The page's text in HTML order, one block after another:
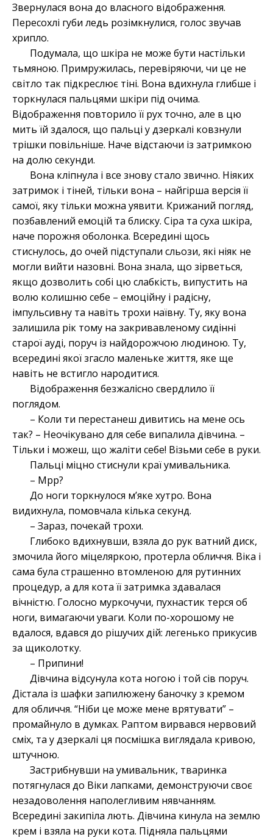
Звернулася вона до власного відображення.
Пересохлі губи ледь розімкнулися, голос звучав
хрипло.
Подумала, що шкіра не може бути настільки
тьмяною. Примружилась, перевіряючи, чи це не
світло так підкреслює тіні. Вона вдихнула глибше і
торкнулася пальцями шкіри під очима.
Відображення повторило її рух точно, але в цю
мить їй здалося, що пальці у дзеркалі ковзнули
трішки повільніше. Наче відстаючи із затримкою
на долю секунди.
Вона кліпнула і все знову стало звично. Ніяких
затримок і тіней, тільки вона – найгірша версія її
самої, яку тільки можна уявити. Крижаний погляд,
позбавлений емоцій та блиску. Сіра та суха шкіра,
наче порожня оболонка. Всередині щось
стиснулось, до очей підступали сльози, які ніяк не
могли вийти назовні. Вона знала, що зірветься,
якщо дозволить собі цю слабкість, випустить на
волю колишню себе – емоційну і радісну,
імпульсивну та навіть трохи наївну. Ту, яку вона
залишила рік тому на закривавленому сидінні
старої ауді, поруч із найдорожчою людиною. Ту,
всередині якої згасло маленьке життя, яке ще
навіть не встигло народитися.
Відображення безжалісно свердлило її
поглядом.
– Коли ти перестанеш дивитись на мене ось
так? – Неочікувано для себе випалила дівчина. –
Тільки і можеш, що жаліти себе! Візьми себе в руки.
Пальці міцно стиснули краї умивальника.
– Мрр?
До ноги торкнулося м’яке хутро. Вона
видихнула, помовчала кілька секунд.
– Зараз, почекай трохи.
Глибоко вдихнувши, взяла до рук ватний диск,
змочила його міцеляркою, протерла обличчя. Віка і
сама була страшенно втомленою для рутинних
процедур, а для кота її затримка здавалася
вічністю. Голосно муркочучи, пухнастик терся об
ноги, вимагаючи уваги. Коли по-хорошому не
вдалося, вдався до рішучих дій: легенько прикусив
за щиколотку.
– Припини!
Дівчина відсунула кота ногою і той сів поруч.
Дістала із шафки запилюжену баночку з кремом
для обличчя. “Ніби це може мене врятувати” –
промайнуло в думках. Раптом вирвався нервовий
сміх, та у дзеркалі ця посмішка виглядала кривою,
штучною.
Застрибнувши на умивальник, тваринка
потягнулася до Віки лапками, демонструючи своє
незадоволення наполегливим нявчанням.
Всередині закипіла лють. Дівчина кинула на землю
крем і взяла на руки кота. Підняла пальцями